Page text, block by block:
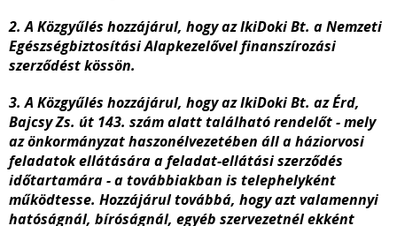
2. A Közgyűlés hozzájárul, hogy az IkiDoki Bt. a Nemzeti
Egészségbiztosítási Alapkezelővel finanszírozási
szerződést kössön.
3. A Közgyűlés hozzájárul, hogy az IkiDoki Bt. az Érd,
Bajcsy Zs. út 143. szám alatt található rendelőt - mely
az önkormányzat haszonélvezetében áll a háziorvosi
feladatok ellátására a feladat-ellátási szerződés
időtartamára - a továbbiakban is telephelyként
működtesse. Hozzájárul továbbá, hogy azt valamennyi
hatóságnál, bíróságnál, egyéb szervezetnél ekként